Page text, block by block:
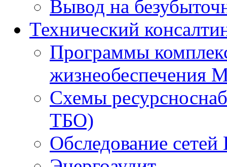
Вывод на
Технический
Программы
жизнеобеспечения
Схемы
ТБО)
Обследование